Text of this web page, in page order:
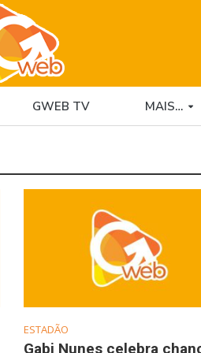
GWEB TV MAIS…
ESTADÃO
Gabi Nunes celebra